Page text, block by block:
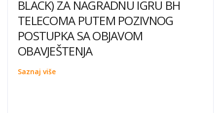
BLACK) ZA NAGRADNU IGRU BH
TELECOMA PUTEM POZIVNOG
POSTUPKA SA OBJAVOM
OBAVJEŠTENJA
Saznaj više